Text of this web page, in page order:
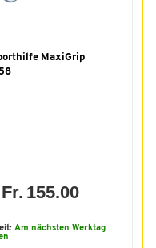
MaxiGrip
155.00
Am nächsten Werktag